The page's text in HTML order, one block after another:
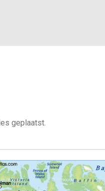
geplaatst.